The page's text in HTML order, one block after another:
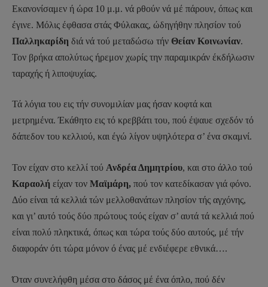
Εκανονίσαμεν ή ώρα 10 μ.μ. νά ρθούν νά μέ πάρουν, όπως και
έγινε. Μόλις έφθασα στάς Φύλακας, ώδηγήθην πλησίον τού
Παλληκαρίδη διά νά τού μεταδώσω τήν Θείαν Κοινωνίαν.
Τον βρήκα απολύτως ήρεμον χωρίς την παραμικράν έκδήλωσιν
ταραχής ή λιποψυχίας.
Τά λόγια του εις τήν συνομιλίαν μας ήσαν κοφτά και
μετρημένα. Έκάθητο εις τό κρεββάτι του, πού έψαυε σχεδόν τό
δάπεδον του κελλιού, και έγώ λίγον υψηλότερα σ’ ένα σκαμνί.
Τον είχαν στο κελλί τού Ανδρέα Δημητρίου, και στο άλλο τού
Καραολή είχαν τον Μαϊμάρη, πού τον κατεδίκασαν γιά φόνο.
Δύο είναι τά κελλιά τών μελλοθανάτων πλησίον τής αγχόνης,
και γι’ αυτό τούς δύο πρώτους τούς είχαν σ’ αυτά τά κελλιά πού
είναι πολύ πληκτικά, όπως και τώρα τούς δύο αυτούς, μέ τήν
διαφοράν ότι τώρα μόνον ό ένας μέ ενδιέφερε εθνικά….
Όταν συνελήφθη μέσα στο δάσος μέ ένα όπλο, πού δέν